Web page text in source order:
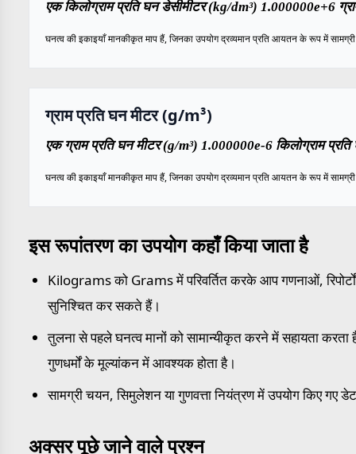
एक किलोग्राम प्रति घन डेसीमीटर (kg/dm³) 1.000000e+6
घनत्व की इकाइयाँ मानकीकृत माप हैं, जिनका उपयोग द्रव्यमान प्रति आयतन के रूप में
ग्राम प्रति घन मीटर (g/m³)
एक ग्राम प्रति घन मीटर (g/m³) 1.000000e-6 किलोग्राम
घनत्व की इकाइयाँ मानकीकृत माप हैं, जिनका उपयोग द्रव्यमान प्रति आयतन के रूप में
इस रूपांतरण का उपयोग कहाँ किया जाता है
Kilograms को Grams में परिवर्तित करके आप गणनाओं,
सुनिश्चित कर सकते हैं।
तुलना से पहले घनत्व मानों को सामान्यीकृत करने में सहायता करता
गुणधर्मों के मूल्यांकन में आवश्यक होता है।
सामग्री चयन, सिमुलेशन या गुणवत्ता नियंत्रण में उपयोग किए गए
अक्सर पूछे जाने वाले प्रश्न